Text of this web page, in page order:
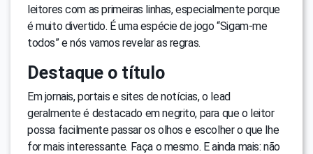
leitores com as primeiras linhas, especialmente porque
é muito divertido. É uma espécie de jogo “Sigam-me
todos” e nós vamos revelar as regras.
Destaque o título
Em jornais, portais e sites de notícias, o lead
geralmente é destacado em negrito, para que o leitor
possa facilmente passar os olhos e escolher o que lhe
for mais interessante. Faça o mesmo. E ainda mais: não